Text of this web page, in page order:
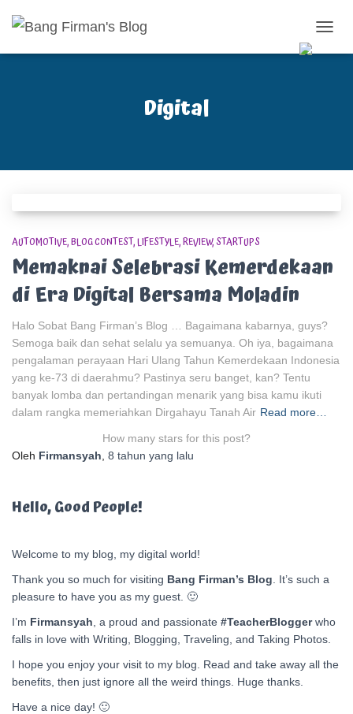
Digital
AUTOMOTIVE BLOG CONTEST LIFESTYLE REVIEW STARTUPS
Memaknai Selebrasi Kemerdekaan
di Era Digital Bersama Moladin
Halo Sobat Bang Firman’s Blog … Bagaimana kabarnya, guys?
Semoga baik dan sehat selalu ya semuanya. Oh iya, bagaimana
pengalaman perayaan Hari Ulang Tahun Kemerdekaan Indonesia
yang ke-73 di daerahmu? Pastinya seru banget, kan? Tentu
banyak lomba dan pertandingan menarik yang bisa kamu ikuti
dalam rangka memeriahkan Dirgahayu Tanah Air Read more…
How many stars for this post?
Oleh Firmansyah 8 tahun yang lalu
Hello, Good People!
Welcome to my blog, my digital world!
Thank you so much for visiting Bang Firman’s Blog . It’s such a
pleasure to have you as my guest. 🙂
I’m Firmansyah , a proud and passionate #TeacherBloggerwho
falls in love with Writing, Blogging, Traveling, and Taking Photos.
I hope you enjoy your visit to my blog. Read and take away all the
benefits, then just ignore all the weird things. Huge thanks.
Have a nice day! 🙂